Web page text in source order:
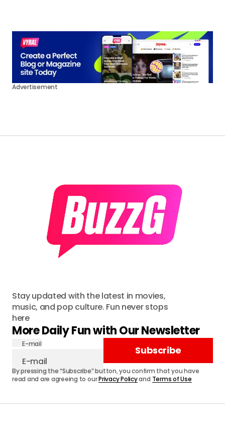
Advertisement
Stay updated with the latest in movies,
music, and pop culture. Fun never stops
here
More Daily Fun with Our Newsletter
E-mail
Subscribe
By pressing the “Subscribe” button, you confirm that you have
read and are agreeing to ourPrivacy Policyand Terms of Use